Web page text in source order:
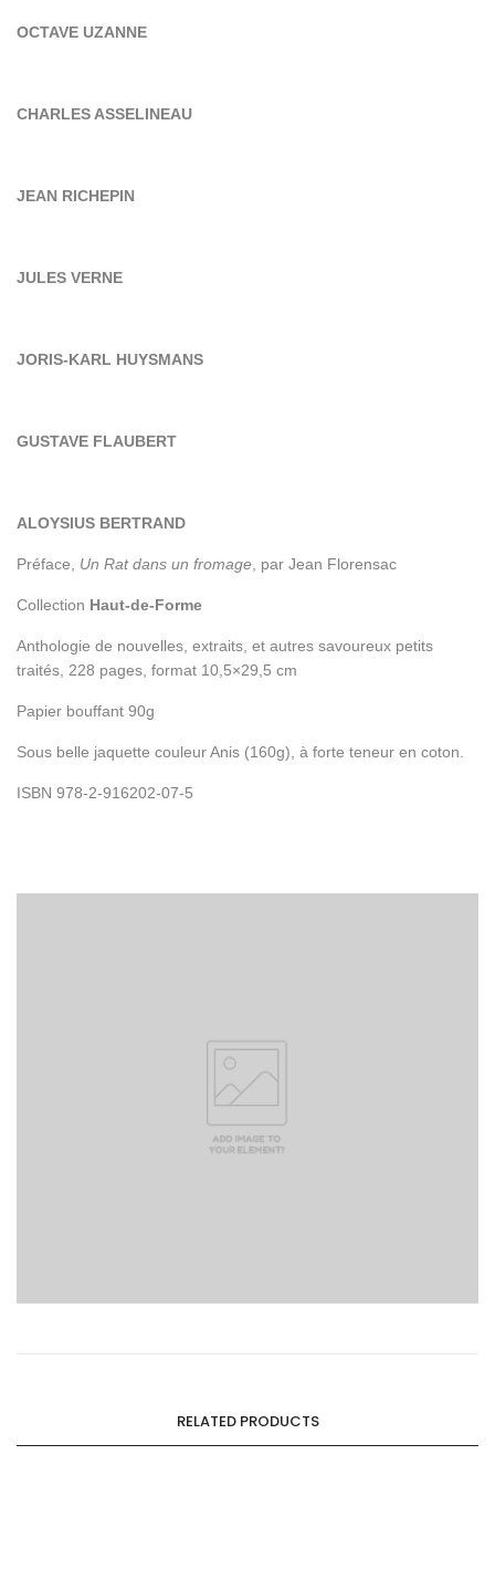
OCTAVE UZANNE
CHARLES ASSELINEAU
JEAN RICHEPIN
JULES VERNE
JORIS-KARL HUYSMANS
GUSTAVE FLAUBERT
ALOYSIUS BERTRAND
Préface, Un Rat dans un fromage , par Jean Florensac
Collection Haut-de-Forme
Anthologie de nouvelles, extraits, et autres savoureux petits
traités, 228 pages, format 10,5×29,5 cm
Papier bouffant 90g
Sous belle jaquette couleur Anis (160g), à forte teneur en coton.
ISBN 978-2-916202-07-5
RELATED PRODUCTS